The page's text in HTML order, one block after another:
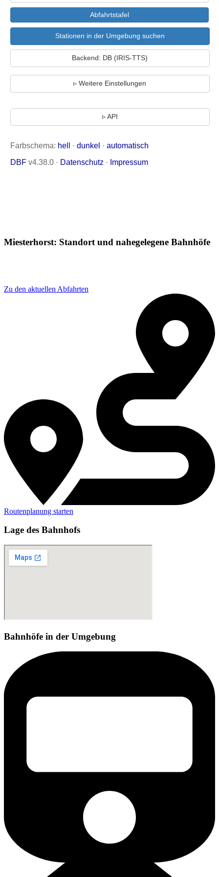
Miesterhorst: Standort und nahegelegene Bahnhöfe
Zu den aktuellen Abfahrten
Routenplanung starten
Lage des Bahnhofs
Bahnhöfe in der Umgebung